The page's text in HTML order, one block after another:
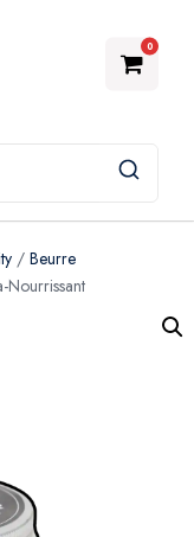
0
/ Beurre
Nourrissant